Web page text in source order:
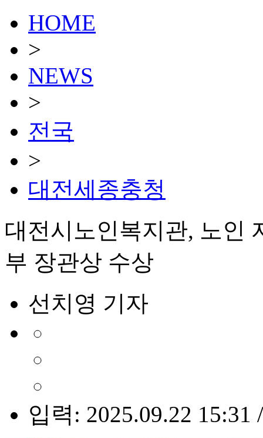
HOME
>
NEWS
>
전국
>
대전세종충청
대전시노인복지관, 노인
부 장관상 수상
선치영 기자
입력: 2025.09.22 15:31